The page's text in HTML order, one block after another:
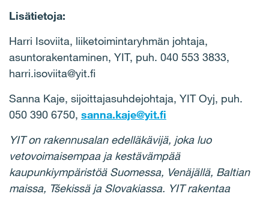
Lisätietoja:
Harri Isoviita, liiketoimintaryhmän johtaja,
asuntorakentaminen, YIT, puh. 040 553 3833,
harri.isoviita@yit.fi
Sanna Kaje, sijoittajasuhdejohtaja, YIT Oyj, puh.
050 390 6750, sanna.kaje@yit.fi
YIT on rakennusalan edelläkävijä, joka luo
vetovoimaisempaa ja kestävämpää
kaupunkiympäristöä Suomessa, Venäjällä, Baltian
maissa, Tšekissä ja Slovakiassa. YIT rakentaa